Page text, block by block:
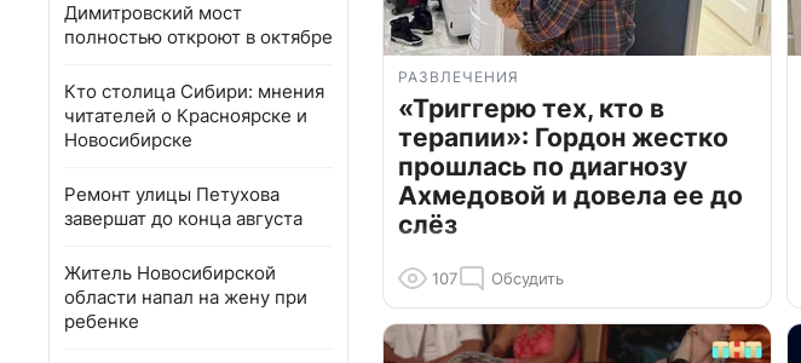
Димитровский мост
полностью откроют в октябре
Кто столица Сибири: мнения
читателей о Красноярске и
Новосибирске
Ремонт улицы Петухова
завершат до конца августа
Житель Новосибирской
области напал на жену при
ребенке
РАЗВЛЕЧЕНИЯ
«Триггерю тех, кто в
терапии»: Гордон жестко
прошлась по диагнозу
Ахмедовой и довела ее до
слёз
107 Обсудить